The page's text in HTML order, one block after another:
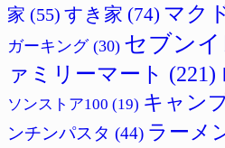
家 (55) すき家 (74) マク
ガーキング(30) セブン
ァミリーマート (221)
ソンストア100 (19) キャン
ンチンパスタ (44) ラーメ